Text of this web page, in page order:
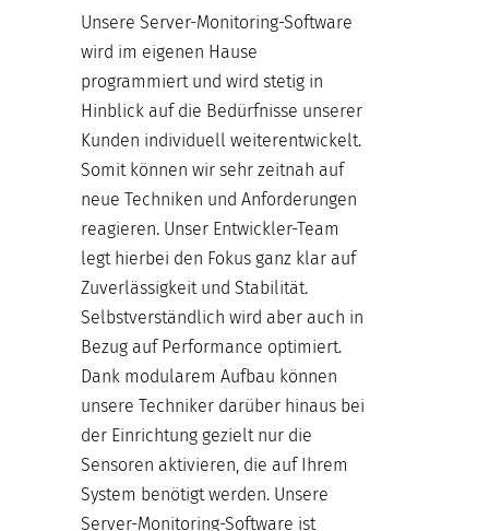
Unsere Server-Monitoring-Software
wird im eigenen Hause
programmiert und wird stetig in
Hinblick auf die Bedürfnisse unserer
Kunden individuell weiterentwickelt.
Somit können wir sehr zeitnah auf
neue Techniken und Anforderungen
reagieren. Unser Entwickler-Team
legt hierbei den Fokus ganz klar auf
Zuverlässigkeit und Stabilität.
Selbstverständlich wird aber auch in
Bezug auf Performance optimiert.
Dank modularem Aufbau können
unsere Techniker darüber hinaus bei
der Einrichtung gezielt nur die
Sensoren aktivieren, die auf Ihrem
System benötigt werden. Unsere
Server-Monitoring-Software ist